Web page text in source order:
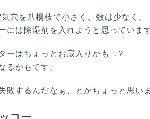
穴を爪楊枝で小さく、数は少なく。
には除湿剤を入れようと思っています
ーはちょっとお蔵入りかも…？
るかもです。
敗するんだなぁ、とかちょっと思い